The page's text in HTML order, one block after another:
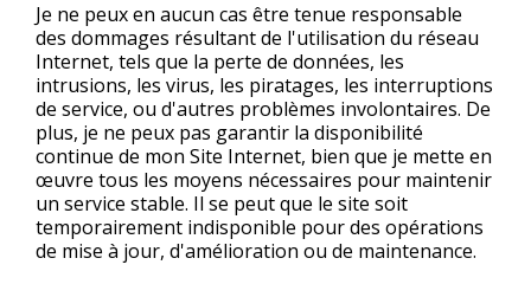
Je ne peux en aucun cas être tenue responsable
des dommages résultant de l'utilisation du réseau
Internet, tels que la perte de données, les
intrusions, les virus, les piratages, les interruptions
de service, ou d'autres problèmes involontaires. De
plus, je ne peux pas garantir la disponibilité
continue de mon Site Internet, bien que je mette en
œuvre tous les moyens nécessaires pour maintenir
un service stable. Il se peut que le site soit
temporairement indisponible pour des opérations
de mise à jour, d'amélioration ou de maintenance.